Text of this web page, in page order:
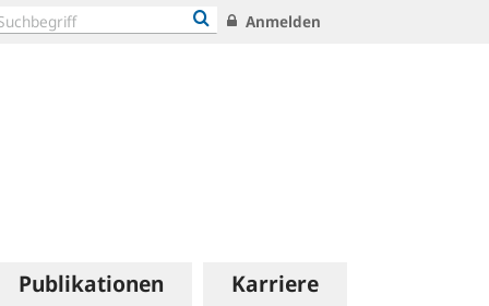
Anmelden
Publikationen Karriere